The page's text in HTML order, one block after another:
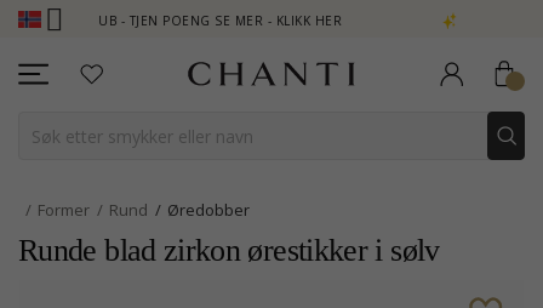
- TJEN POENG SE MER - KLIKK HER NEW COLLECTION |
Former Rund Øredobber
Runde blad zirkon ørestikker i sølv